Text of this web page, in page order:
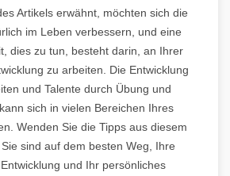
Artikels erwähnt, möchten sich die
im Leben verbessern, und eine
dies zu tun, besteht darin, an Ihrer
zu arbeiten. Die Entwicklung
und Talente durch Übung und
sich in vielen Bereichen Ihres
Wenden Sie die Tipps aus diesem
sind auf dem besten Weg, Ihre
und Ihr persönliches